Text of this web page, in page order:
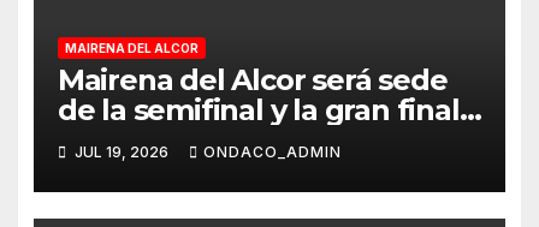
MAIRENA DEL ALCOR
Mairena del Alcor será sede
de la semifinal y la gran final
del Circuito Provincial de
Natación 2026
JUL 19, 2026 ONDACO_ADMIN